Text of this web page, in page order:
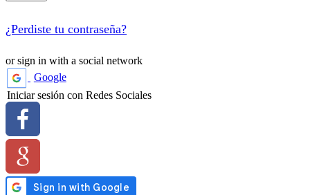
¿Perdiste tu contraseña?
or sign in with a social network
Google
Iniciar sesión con Redes Sociales